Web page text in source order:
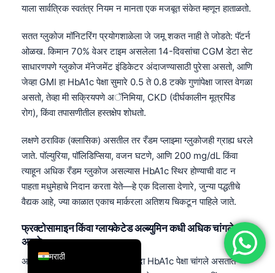
याला सार्वत्रिक स्वतंत्र नियम न मानता एक मजबूत संकेत म्हणून हाताळतो.
सतत ग्लुकोज मॉनिटरिंग प्रयोगशाळेला जे जमू शकत नाही ते जोडते: पॅटर्न
ओळख. किमान 70% वेअर टाइम असलेला 14-दिवसांचा CGM डेटा सेट
साधारणपणे ग्लुकोज मॅनेजमेंट इंडिकेटर अंदाजण्यासाठी पुरेसा असतो, आणि
जेव्हा GMI हा HbA1c पेक्षा सुमारे 0.5 ते 0.8 टक्के गुणांपेक्षा जास्त वेगळा
असतो, तेव्हा मी सक्रियपणे अॅनिमिया, CKD (दीर्घकालीन मूत्रपिंड
रोग), किंवा तपासणीतील हस्तक्षेप शोधतो.
लक्षणे ठराविक (क्लासिक) असतील तर रँडम प्लाझ्मा ग्लुकोजही ग्राह्य धरले
जाते. पॉल्युरिया, पॉलिडिप्सिया, वजन घटणे, आणि 200 mg/dL किंवा
त्याहून अधिक रँडम ग्लुकोज असल्यास HbA1c स्थिर होण्याची वाट न
पाहता मधुमेहाचे निदान करता येते—हे एक दिलासा देणारे, जुन्या पद्धतीचे
वैद्यक आहे, ज्या काळात एकाच मार्करला अतिशय चिकटून पाहिले जाते.
फ्रक्टोसामाइन किंवा ग्लायकेटेड अल्ब्युमिन कधी अधिक चांगले
असते
अल्पकालीन ग्लायकेशन मार्कर्स अनेकदा HbA1c पेक्षा चांगले असतात—
मराठी
English
العربية
Français
עִבְרִית
Italiano
Español
Português
Ελληνικά
Türkçe
Română
简体中文